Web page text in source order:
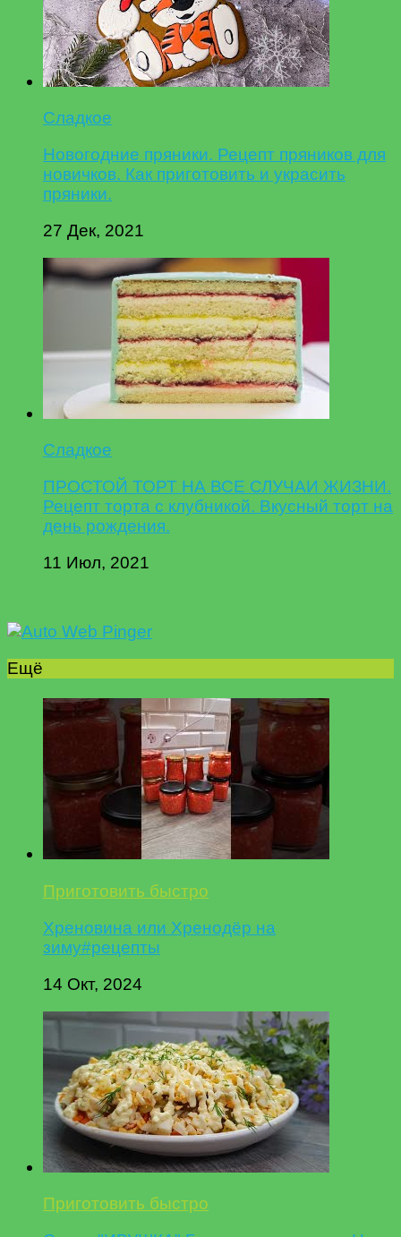
Сладкое
Новогодние пряники. Рецепт пряников для
новичков. Как приготовить и украсить
пряники.
27 Дек, 2021
Сладкое
ПРОСТОЙ ТОРТ НА ВСЕ СЛУЧАИ ЖИЗНИ.
Рецепт торта с клубникой. Вкусный торт на
день рождения.
11 Июл, 2021
Ещё
Приготовить быстро
Хреновина или Хренодёр на
зиму#рецепты
14 Окт, 2024
Приготовить быстро